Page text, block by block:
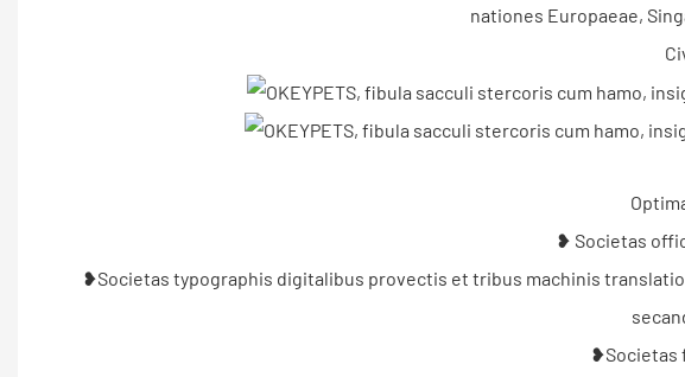
nationes Europaeae,
❥ Societas
❥Societas typographis digitalibus provectis et tribus machinis
❥Societas